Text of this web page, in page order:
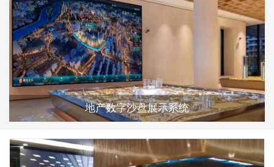
地产数字沙盘展示系统